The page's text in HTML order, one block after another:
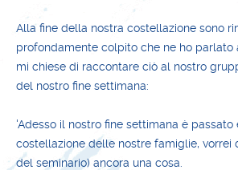
Alla fine della nostra costellazione sono
profondamente colpito che ne ho parlato
mi chiese di raccontare ciò al nostro
del nostro fine settimana:
'Adesso il nostro fine settimana è
costellazione delle nostre famiglie, vorrei
del seminario) ancora una cosa.